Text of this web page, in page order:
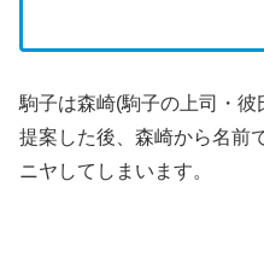
駒子は森崎(駒子の上司・彼
提案した後、森崎から名前
ニヤしてしまいます。